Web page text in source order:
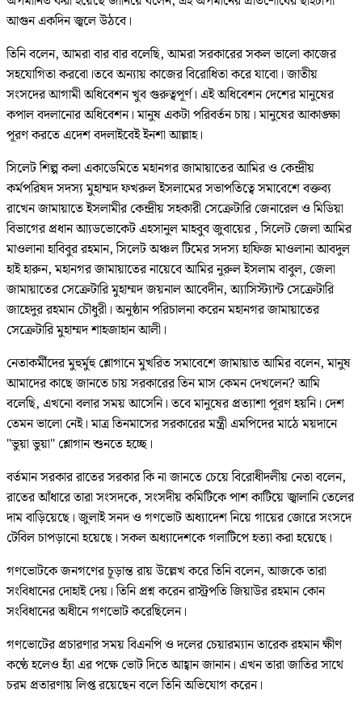
আগুন একদিন জ্বলে উঠবে।
তিনি বলেন, আমরা বার বার বলেছি, আমরা সরকারের সকল ভালো কাজের
সহযোগিতা করবো।তবে অন্যায় কাজের বিরোধিতা করে যাবো। জাতীয়
সংসদের আগামী অধিবেশন খুব গুরুত্বপূর্ণ। এই অধিবেশন দেশের মানুষের
কপাল বদলানোর অধিবেশন। মানুষ একটা পরিবর্তন চায়। মানুষের আকাঙ্ক্ষা
পূরণ করতে এদেশ বদলাইবেই ইনশা আল্লাহ।
সিলেট শিল্প কলা একাডেমিতে মহানগর জামায়াতের আমির ও কেন্দ্রীয়
কর্মপরিষদ সদস্য মুহাম্মদ ফখরুল ইসলামের সভাপতিত্বে সমাবেশে বক্তব্য
রাখেন জামায়াতে ইসলামীর কেন্দ্রীয় সহকারী সেক্রেটারি জেনারেল ও মিডিয়া
বিভাগের প্রধান আ্যডভোকেট এহসানুল মাহবুব জুবায়ের , সিলেট জেলা আমির
মাওলানা হাবিবুর রহমান, সিলেট অঞ্চল টিমের সদস্য হাফিজ মাওলানা আবদুল
হাই হারুন, মহানগর জামায়াতের নায়েবে আমির নুরুল ইসলাম বাবুল, জেলা
জামায়াতের সেক্রেটারি মুহাম্মদ জয়নাল আবেদীন, অ্যাসিস্ট্যান্ট সেক্রেটারি
জাহেদুর রহমান চৌধুরী। অনুষ্ঠান পরিচালনা করেন মহানগর জামায়াতের
সেক্রেটারি মুহাম্মদ শাহজাহান আলী।
নেতাকর্মীদের মুহুর্মুহু শ্লোগানে মুখরিত সমাবেশে জামায়াত আমির বলেন, মানুষ
আমাদের কাছে জানতে চায় সরকারের তিন মাস কেমন দেখলেন? আমি
বলেছি, এখনো বলার সময় আসেনি। তবে মানুষের প্রত্যাশা পূরণ হয়নি। দেশ
তেমন ভালো নেই। মাত্র তিনমাসের সরকারের মন্ত্রী এমপিদের মাঠে ময়দানে
"ভুয়া ভুয়া" শ্লোগান শুনতে হচ্ছে।
বর্তমান সরকার রাতের সরকার কি না জানতে চেয়ে বিরোধীদলীয় নেতা বলেন,
রাতের আঁধারে তারা সংসদকে, সংসদীয় কমিটিকে পাশ কাটিয়ে জ্বালানি তেলের
দাম বাড়িয়েছে। জুলাই সনদ ও গণভোট অধ্যাদেশ নিয়ে গায়ের জোরে সংসদে
টেবিল চাপড়ানো হয়েছে। সকল অধ্যাদেশকে গলাটিপে হত্যা করা হয়েছে।
গণভোটকে জনগণের চূড়ান্ত রায় উল্লেখ করে তিনি বলেন, আজকে তারা
সংবিধানের দোহাই দেয়। তিনি প্রশ্ন করেন রাস্ট্রপতি জিয়াউর রহমান কোন
সংবিধানের অধীনে গণভোট করেছিলেন।
গণভোটের প্রচারণার সময় বিএনপি ও দলের চেয়ারম্যান তারেক রহমান ক্ষীণ
কণ্ঠে হলেও হ্যাঁ এর পক্ষে ভোট দিতে আহ্বান জানান। এখন তারা জাতির সাথে
চরম প্রতারণায় লিপ্ত রয়েছেন বলে তিনি অভিযোগ করেন।